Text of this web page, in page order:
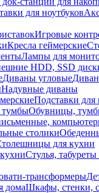
для ноутбуков
Игровые
Кресла геймерские
Лампы для
HDD, SSD
Диваны угловые
Надувные диваны
Подставки для
тумбыОбувницы,
столики
для кухни
Стулья,
трансформеры
домаШкафы, стенки,